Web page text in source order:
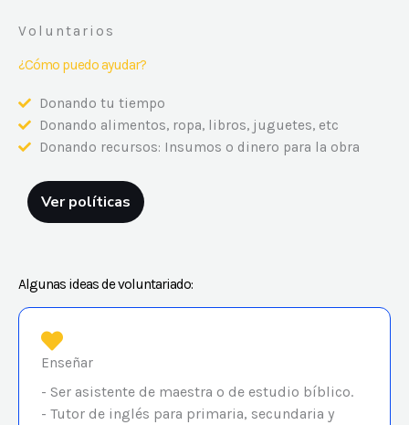
Voluntarios
¿Cómo puedo ayudar?
Donando tu tiempo
Donando alimentos, ropa, libros, juguetes, etc
Donando recursos: Insumos o dinero para la obra
Ver políticas
Algunas ideas de voluntariado:
Enseñar
- Ser asistente de maestra o de estudio bíblico.
- Tutor de inglés para primaria, secundaria y